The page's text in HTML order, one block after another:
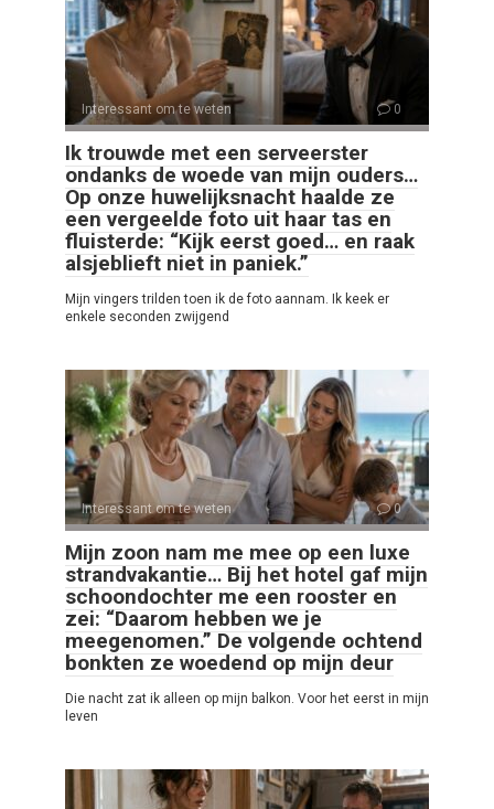
Interessant om te weten 0
Ik trouwde met een serveerster
ondanks de woede van mijn ouders…
Op onze huwelijksnacht haalde ze
een vergeelde foto uit haar tas en
fluisterde: “Kijk eerst goed… en raak
alsjeblieft niet in paniek.”
Mijn vingers trilden toen ik de foto aannam. Ik keek er
enkele seconden zwijgend
Interessant om te weten 0
Mijn zoon nam me mee op een luxe
strandvakantie… Bij het hotel gaf mijn
schoondochter me een rooster en
zei: “Daarom hebben we je
meegenomen.” De volgende ochtend
bonkten ze woedend op mijn deur
Die nacht zat ik alleen op mijn balkon. Voor het eerst in mijn
leven